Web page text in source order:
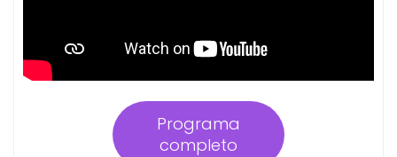
Programa
completo